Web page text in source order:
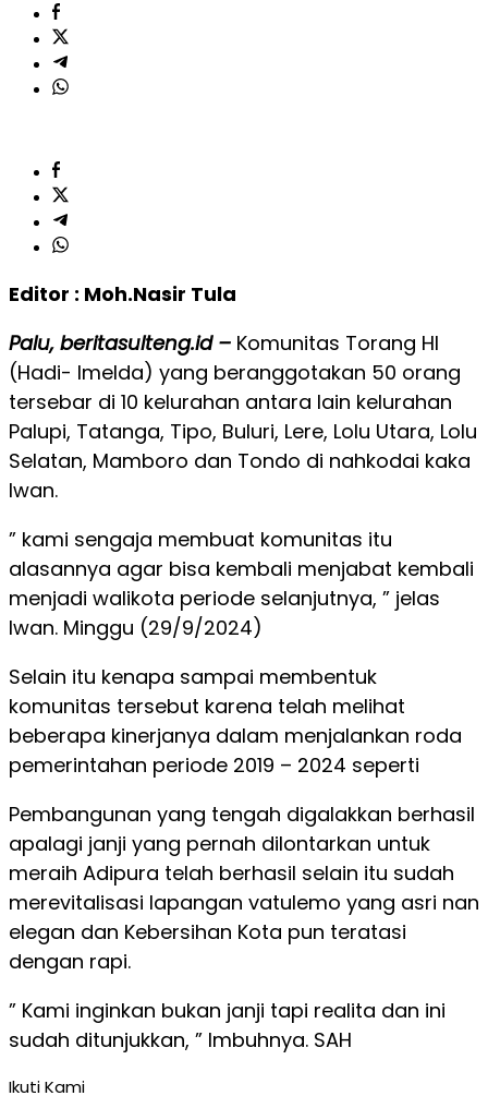
Editor : Moh.Nasir Tula
Palu, beritasulteng.id – Komunitas Torang HI
(Hadi- Imelda) yang beranggotakan 50 orang
tersebar di 10 kelurahan antara lain kelurahan
Palupi, Tatanga, Tipo, Buluri, Lere, Lolu Utara, Lolu
Selatan, Mamboro dan Tondo di nahkodai kaka
Iwan.
” kami sengaja membuat komunitas itu
alasannya agar bisa kembali menjabat kembali
menjadi walikota periode selanjutnya, ” jelas
Iwan. Minggu (29/9/2024)
Selain itu kenapa sampai membentuk
komunitas tersebut karena telah melihat
beberapa kinerjanya dalam menjalankan roda
pemerintahan periode 2019 – 2024 seperti
Pembangunan yang tengah digalakkan berhasil
apalagi janji yang pernah dilontarkan untuk
meraih Adipura telah berhasil selain itu sudah
merevitalisasi lapangan vatulemo yang asri nan
elegan dan Kebersihan Kota pun teratasi
dengan rapi.
” Kami inginkan bukan janji tapi realita dan ini
sudah ditunjukkan, ” Imbuhnya. SAH
Ikuti Kami